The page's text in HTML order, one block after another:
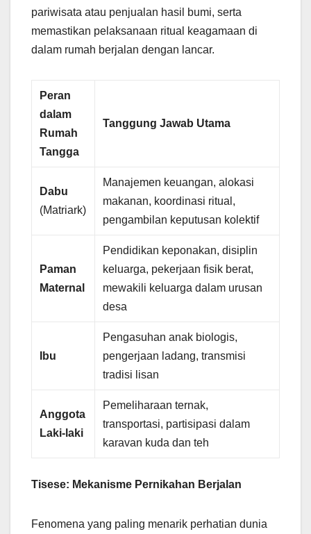
pariwisata atau penjualan hasil bumi, serta
memastikan pelaksanaan ritual keagamaan di
dalam rumah berjalan dengan lancar.
Peran
dalam
Rumah
Tangga
Tanggung Jawab Utama
Dabu
(Matriark)
Manajemen keuangan, alokasi
makanan, koordinasi ritual,
pengambilan keputusan kolektif
Paman
Maternal
Pendidikan keponakan, disiplin
keluarga, pekerjaan fisik berat,
mewakili keluarga dalam urusan
desa
Ibu
Pengasuhan anak biologis,
pengerjaan ladang, transmisi
tradisi lisan
Anggota
Laki-laki
Pemeliharaan ternak,
transportasi, partisipasi dalam
karavan kuda dan teh
Tisese: Mekanisme Pernikahan Berjalan
Fenomena yang paling menarik perhatian dunia